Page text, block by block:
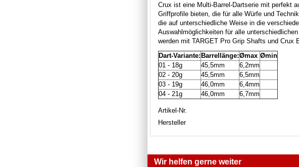
Crux ist eine Multi-Barrel-Dartserie mit perfekt
Griffprofile bieten, die für alle Würfe und
die auf unterschiedliche Weise in die
Auswahlmöglichkeiten für alle
werden mit TARGET Pro Grip Shafts und Crux
Dart-Variante:Barrellänge:Ømax Ømin
01 - 18g
45,5mm
6,2mm
02 - 20g
45,5mm
6,5mm
03 - 19g
46,0mm
6,4mm
04 - 21g
46,0mm 6,7mm
Artikel-Nr.
Hersteller
Wir helfen gerne weiter